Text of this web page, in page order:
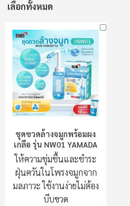
เลือกทั้งหมด
ชุดขวดล้างจมูกพร้อมผง
เกลือ รุ่น NW01 YAMADA
ให้ความชุ่มชื้นและชำระ
ฝุ่นควันในโพรงจมูกจาก
มลภาวะ ใช้งานง่ายไม่ต้อง
บีบขวด